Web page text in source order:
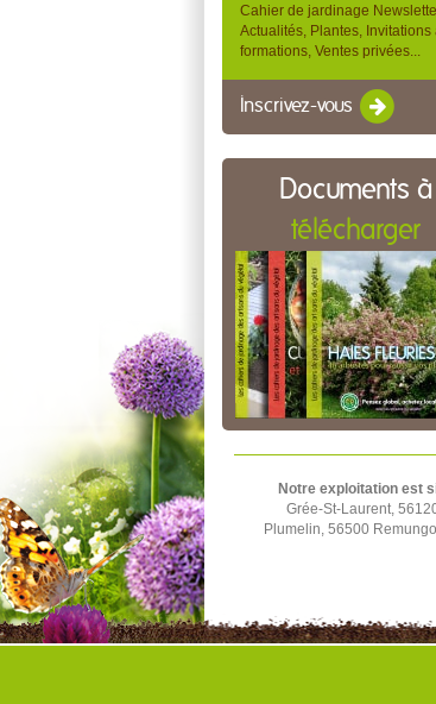
Cahier de jardinage
Actualités, Plantes, Invitations
formations, Ventes privées...
Inscrivez-vous
Documents à
télécharger
Notre exploitation est
Grée-St-Laurent,
Plumelin, 56500